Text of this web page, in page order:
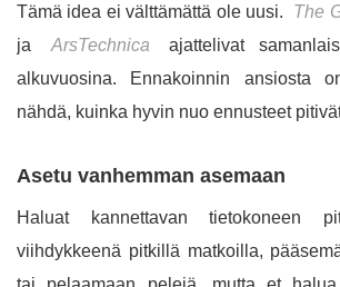
Tämä idea ei välttämättä ole uusi. The
ja
ArsTechnica
ajattelivat
alkuvuosina. Ennakoinnin ansiosta
nähdä, kuinka hyvin nuo ennusteet
Asetu vanhemman asemaan
Haluat kannettavan tietokoneen
viihdykkeenä pitkillä matkoilla,